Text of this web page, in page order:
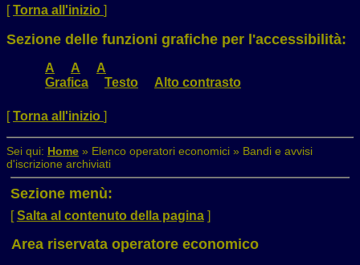
[Torna all'inizio ]
Sezione delle funzioni grafiche per l'accessibilità:
A A
A
Grafica
Testo Alto contrasto
[Torna all'inizio ]
Sei qui: Home » Elenco operatori economici » Bandi e avvisi
d'iscrizione archiviati
Sezione menù:
[Salta al contenuto della pagina]
Area riservata operatore economico